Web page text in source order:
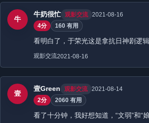
牛
牛奶很忙 观影交流 2021-08-16
4分
160 有用
看明白了，于荣光这是拿抗日神剧逻
观影交流2021-08-16
壹
壹Green 观影交流 2021-08-14
2分
2060 有用
看了十分钟，我好想知道，“文弱”和“